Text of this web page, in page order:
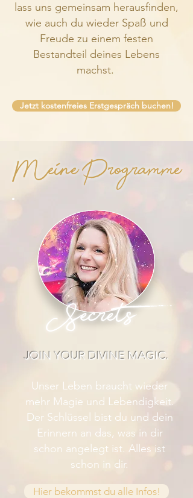
lass uns gemeinsam herausfinden,
wie auch du wieder Spaß und
Freude zu einem festen
Bestandteil deines Lebens
machst.
Jetzt kostenfreies Erstgespräch buchen!
Meine Programme
Secrets
JOIN YOUR DIVINE MAGIC.
Unser Leben braucht wieder
mehr Magie und Lebendigkeit.
Der Schlüssel bist du und dein
Erinnern an das, was in dir
schon angelegt ist. Alles ist
schon in dir.
Hier bekommst du alle Infos!